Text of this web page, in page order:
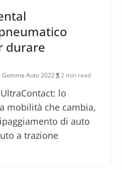
durare
Gomme Auto 2022 2 min read
lo
mobilità che cambia,
di auto
a trazione